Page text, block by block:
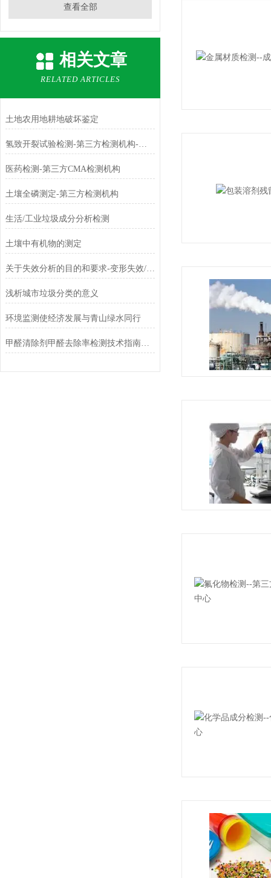
查看全部
相关文章
RELATED ARTICLES
土地农用地耕地破坏鉴定
氢致开裂试验检测-第三方检测机构-中科检测
医药检测-第三方CMA检测机构
土壤全磷测定-第三方检测机构
生活/工业垃圾成分分析检测
土壤中有机物的测定
关于失效分析的目的和要求-变形失效/断裂失效/腐蚀失效/磨损失效
浅析城市垃圾分类的意义
环境监测使经济发展与青山绿水同行
甲醛清除剂甲醛去除率检测技术指南：从气候箱法到现场验证